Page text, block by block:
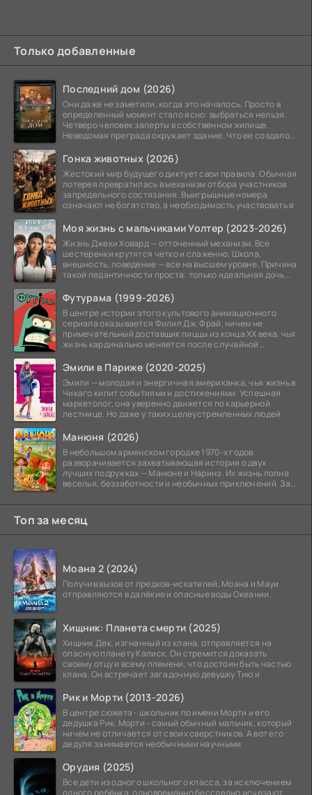
Только добавленные
Последний дом (2026)
Они даже не заметили, когда это началось. Просто в
определенный момент стало ясно: выбраться нельзя.
Четверо человек заперты в собственном жилище.
Неведомая преграда окружает здание. Что ее создало
Гонка животных (2026)
Жестокий мир будущего диктует свои правила. Обычная
лотерея превратилась в механизм отбора участников
запредельного состязания. Выигрышные номера
означают не богатство, а необходимость участвовать в
Моя жизнь с мальчиками Уолтер (2023-2026)
Жизнь Джеки Ховард — отточенный механизм. Все
шестеренки крутятся четко и слаженно. Школа,
внешность, поведение — все на высшем уровне. Причина
такой педантичности проста: только идеальная дочь
Футурама (1999-2026)
В центре истории этого культового анимационного
сериала оказывается Филип Дж. Фрай, ничем не
примечательный доставщик пиццы из конца XX века, чья
жизнь кардинально меняется после случайной
Эмили в Париже (2020-2025)
Эмили — молодая и энергичная американка, чья жизнь в
Чикаго кипит событиями и достижениями. Успешная
маркетолог, она уверенно движется по карьерной
лестнице. Но даже у таких целеустремленных людей
Манюня (2026)
В небольшом армянском городке 1970-х годов
разворачивается захватывающая история о двух
лучших подружках — Манюне и Наринэ. Их жизнь полна
веселья, беззаботности и необычных приключений. За
Топ за месяц
Моана 2 (2024)
Получив вызов от предков-искателей, Моана и Мауи
отправляются в далёкие и опасные воды Океании.
Хищник: Планета смерти (2025)
Хищник Дек, изгнанный из клана, отправляется на
опасную планету Калиск. Он стремится доказать
своему отцу и всему племени, что достоин быть частью
клана. Он встречает загадочную девушку Тию и
Рик и Морти (2013-2026)
В центре сюжета - школьник по имени Морти и его
дедушка Рик. Морти - самый обычный мальчик, который
ничем не отличается от своих сверстников. А вот его
дедуля занимается необычными научными
Орудия (2025)
Все дети из одного школьного класса, за исключением
одного ребёнка, одновременно бесследно исчезают.